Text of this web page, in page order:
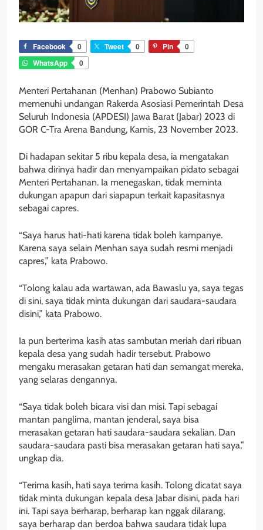
Facebook 0 Tweet 0 Pin
0
WhatsApp
0
Menteri Pertahanan (Menhan) Prabowo Subianto
memenuhi undangan Rakerda Asosiasi Pemerintah Desa
Seluruh Indonesia (APDESI) Jawa Barat (Jabar) 2023 di
GOR C-Tra Arena Bandung, Kamis, 23 November 2023.
Di hadapan sekitar 5 ribu kepala desa, ia mengatakan
bahwa dirinya hadir dan menyampaikan pidato sebagai
Menteri Pertahanan. Ia menegaskan, tidak meminta
dukungan apapun dari siapapun terkait kapasitasnya
sebagai capres.
“Saya harus hati-hati karena tidak boleh kampanye.
Karena saya selain Menhan saya sudah resmi menjadi
capres,” kata Prabowo.
“Tolong kalau ada wartawan, ada Bawaslu ya, saya tegas
di sini, saya tidak minta dukungan dari saudara-saudara
disini,” kata Prabowo.
Ia pun berterima kasih atas sambutan meriah dari ribuan
kepala desa yang sudah hadir tersebut. Prabowo
mengaku merasakan getaran hati dan semangat mereka,
yang selaras dengannya.
“Saya tidak boleh bicara visi dan misi. Tapi sebagai
mantan panglima, mantan jenderal, saya bisa
merasakan getaran hati saudara-saudara sekalian. Dan
saudara-saudara pasti bisa merasakan getaran hati saya,”
ungkap dia.
“Terima kasih, hati saya terima kasih. Tolong dicatat saya
tidak minta dukungan kepala desa Jabar disini, pada hari
ini. Tapi saya berharap, berharap kan nggak dilarang,
saya berharap dan berdoa bahwa saudara tidak lupa